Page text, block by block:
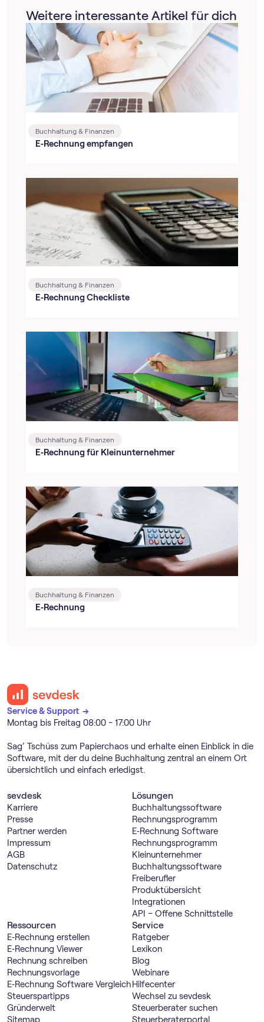
Weitere interessante Artikel für dich
Buchhaltung & Finanzen
E‑Rechnung empfangen
Buchhaltung & Finanzen
E‑Rechnung Checkliste
Buchhaltung & Finanzen
E‑Rechnung für Kleinunternehmer
Buchhaltung & Finanzen
E‑Rechnung
Service & Support →
Montag bis Freitag 08:00 - 17:00 Uhr
Sag’ Tschüss zum Papierchaos und erhalte einen Einblick in die
Software, mit der du deine Buchhaltung zentral an einem Ort
übersichtlich und einfach erledigst.
sevdesk
Karriere
Presse
Partner werden
Impressum
AGB
Datenschutz
Lösungen
Buch­haltungs­software
Rechnungs­programm
E‑Rechnung Software
Rechnungs­programm
Kleinunternehmer
Buch­haltungs­software
Freiberufler
Produktübersicht
Integrationen
API – Offene Schnittstelle
Ressourcen
E‑Rechnung erstellen
E‑Rechnung Viewer
Rechnung schreiben
Rechnungsvorlage
E‑Rechnung Software Vergleich
Steuerspartipps
Gründerwelt
Sitemap
Service
Ratgeber
Lexikon
Blog
Webinare
Hilfecenter
Wechsel zu sevdesk
Steuerberater suchen
Steuerberaterportal